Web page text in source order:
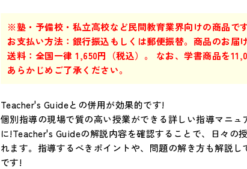
※塾・予備校・私立高校など民間教育業界向けの商品です
お支払い方法：銀行振込もしくは郵便振替。商品のお届
送料：全国一律 1,650円（税込）。 なお、学書商品を
あらかじめご了承ください。
Teacher's Guideとの併用が効果的です!
個別指導の現場で質の高い授業ができる詳しい指導マニ
に!Teacher's Guideの解説内容を確認することで、日々の
れます。指導するべきポイントや、問題の解き方も解説
です!